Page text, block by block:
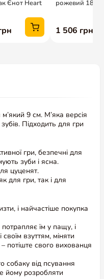
9 см. М’яка версія
Підходить для гри
гри, безпечні для
зуби і ясна.
цуценят.
для гри, так і для
і найчастіше покупка
їм у пащу, і
взуттям, міняти
– потіште свого вихованця
собаку від псування
йому розробляти